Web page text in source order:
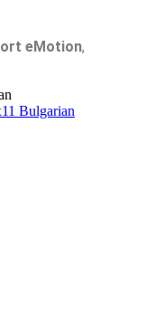
eMotion,
Bulgarian